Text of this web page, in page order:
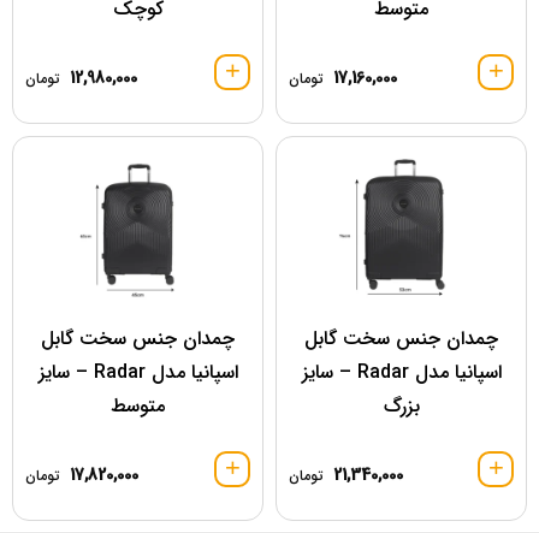
متوسط
17,160,000 تومان
کوچک
12,980,000 تومان
چمدان جنس سخت گابل
اسپانیا مدل Radar – سایز
بزرگ
21,340,000 تومان
چمدان جنس سخت گابل
اسپانیا مدل Radar – سایز
متوسط
17,820,000 تومان